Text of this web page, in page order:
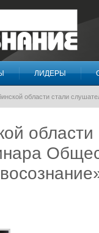
ЛИДЕРЫ
области стали
области